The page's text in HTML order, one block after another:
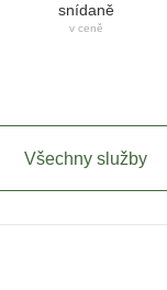
snídaně
v ceně
Všechny služby